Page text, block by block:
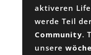
aktiveren
werde Teil
Community.
unsere